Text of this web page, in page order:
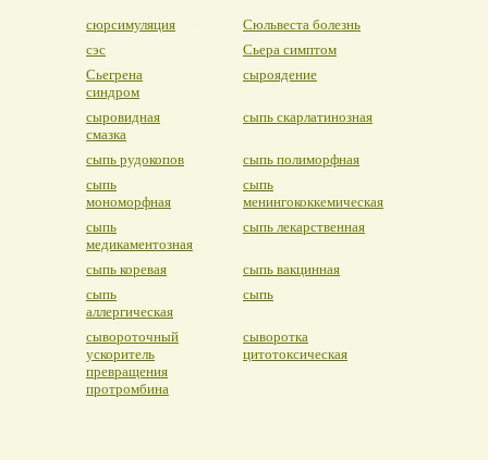
сюрсимуляция
Сюльвеста болезнь
сэс
Сьера симптом
Сьегрена
синдром
сыроядение
сыровидная
смазка
сыпь скарлатинозная
сыпь рудокопов
сыпь полиморфная
сыпь
мономорфная
сыпь
менингококкемическая
сыпь
медикаментозная
сыпь лекарственная
сыпь коревая
сыпь вакцинная
сыпь
аллергическая
сыпь
сывороточный
ускоритель
превращения
протромбина
сыворотка
цитотоксическая